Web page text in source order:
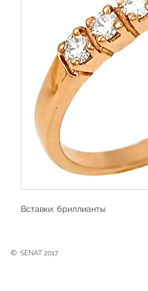
Вставки: бриллианты
© SENAT 2017